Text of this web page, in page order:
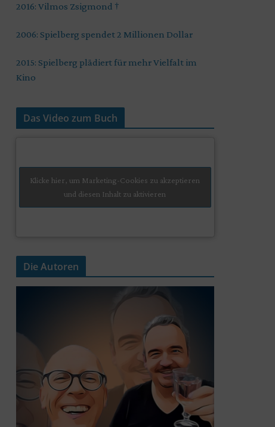
2016: Vilmos Zsigmond †
2006: Spielberg spendet 2 Millionen Dollar
2015: Spielberg plädiert für mehr Vielfalt im
Kino
Das Video zum Buch
Klicke hier, um Marketing-Cookies zu akzeptieren
und diesen Inhalt zu aktivieren
Die Autoren